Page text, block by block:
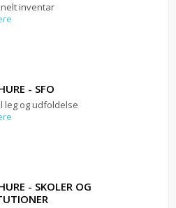
inventar
- SFO
leg og udfoldelse
- SKOLER OG